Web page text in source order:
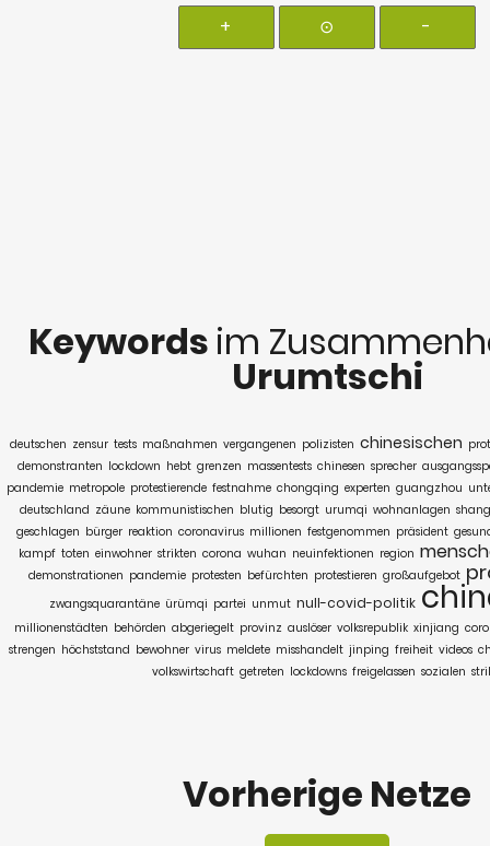
+ ⊙ -
Keywords im
Urumtschi
deutschen zensur tests maßnahmen vergangenen polizisten chinesischen
demonstranten lockdown hebt grenzen massentests chinesen sprecher
pandemie metropole protestierende festnahme chongqing experten guangzhou
deutschland zäune kommunistischen blutig besorgt urumqi wohnanlagen
geschlagen bürger reaktion coronavirus millionen festgenommen präsident
kampf toten einwohner strikten corona wuhan neuinfektionen region
demonstrationen pandemie protesten befürchten protestieren großaufgebot
zwangsquarantäne ürümqi partei unmut null-covid-politik
millionenstädten behörden abgeriegelt provinz auslöser volksrepublik xinjiang
strengen höchststand bewohner virus meldete misshandelt jinping freiheit videos
volkswirtschaft getreten lockdowns freigelassen sozialen
Vorherige Netze